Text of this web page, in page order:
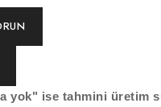
yok" ise tahmini üretim